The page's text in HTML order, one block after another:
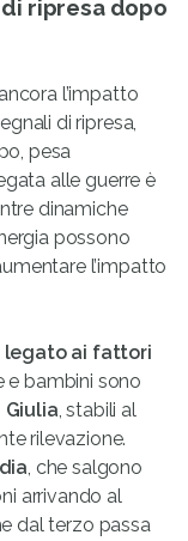
ripresa dopo
l’impatto
di ripresa,
pesa
alle guerre è
dinamiche
possono
l’impatto
legato ai fattori
e bambini sono
Giulia, stabili al
rilevazione.
, che salgono
arrivando al
dal terzo passa